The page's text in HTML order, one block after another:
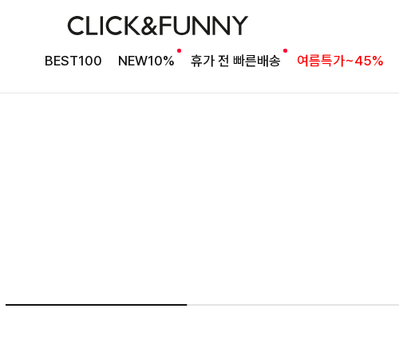
BEST100 NEW10% 휴가 전 빠른배송 여름특가~45%
NO1. 썸머베스트
두가지 컬러 데일리아이템